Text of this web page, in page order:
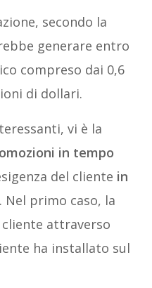
secondo la
generare entro
compreso dai 0,6
di dollari.
vi è la
in tempo
del cliente in
primo caso, la
attraverso
ha installato sul